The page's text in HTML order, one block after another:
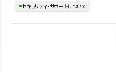
す。
の暗号化、データ保護、アクセ
はSSL/TLSによる通信暗号化に
セキュリティ・サポートについて
操作方法や機能については、ヘ